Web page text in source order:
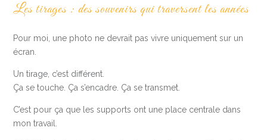
Les tirages : des souvenirs qui traversent les années
Pour moi, une photo ne devrait pas vivre uniquement sur un
écran.
Un tirage, c’est différent.
Ça se touche. Ça s’encadre. Ça se transmet.
C’est pour ça que les supports ont une place centrale dans
mon travail.